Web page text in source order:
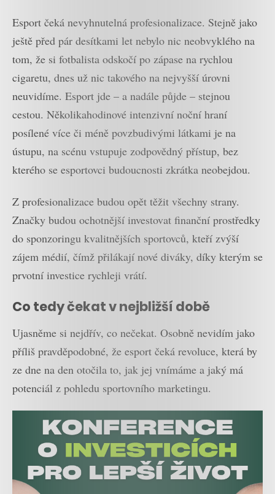
Esport čeká nevyhnutelná profesionalizace. Stejně jako
ještě před pár desítkami let nebylo nic neobvyklého na
tom, že si fotbalista odskočí po zápase na rychlou
cigaretu, dnes už nic takového na nejvyšší úrovni
neuvidíme. Esport jde – a nadále půjde – stejnou
cestou. Několikahodinové intenzivní noční hraní
posílené více či méně povzbudivými látkami je na
ústupu, na scénu vstupuje zodpovědný přístup, bez
kterého se esportovci budoucnosti zkrátka neobejdou.
Z profesionalizace budou opět těžit všechny strany.
Značky budou ochotnější investovat finanční prostředky
do sponzoringu kvalitnějších sportovců, kteří zvýší
zájem médií, čímž přilákají nové diváky, díky kterým se
prvotní investice rychleji vrátí.
Co tedy čekat v nejbližší době
Ujasněme si nejdřív, co nečekat. Osobně nevidím jako
příliš pravděpodobné, že esport čeká revoluce, která by
ze dne na den otočila to, jak jej vnímáme a jaký má
potenciál z pohledu sportovního marketingu.